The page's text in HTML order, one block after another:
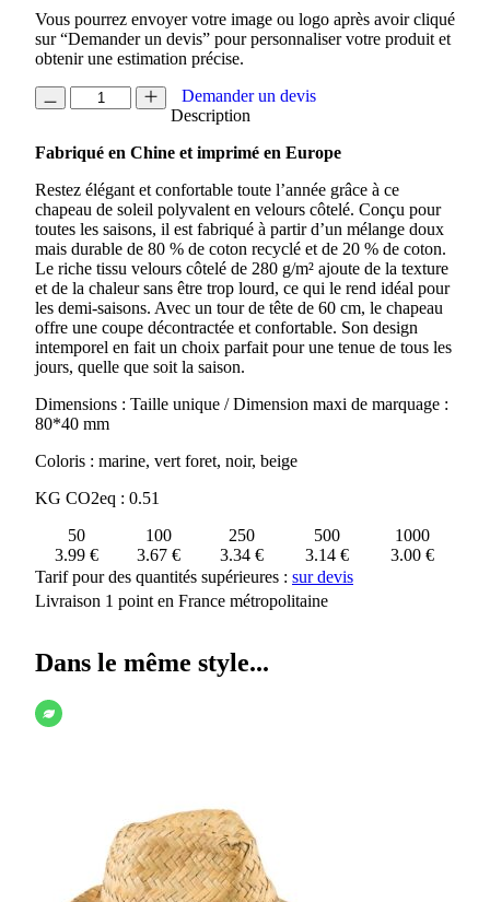
Vous pourrez envoyer votre image ou logo après avoir cliqué
sur “Demander un devis” pour personnaliser votre produit et
obtenir une estimation précise.
quantité
de
EN
COTELE
RECYCLE
HOWSON
Demander un devis
Description
Fabriqué en Chine et imprimé en Europe
Restez élégant et confortable toute l’année grâce à ce
chapeau de soleil polyvalent en velours côtelé. Conçu pour
toutes les saisons, il est fabriqué à partir d’un mélange doux
mais durable de 80 % de coton recyclé et de 20 % de coton.
Le riche tissu velours côtelé de 280 g/m² ajoute de la texture
et de la chaleur sans être trop lourd, ce qui le rend idéal pour
les demi-saisons. Avec un tour de tête de 60 cm, le chapeau
offre une coupe décontractée et confortable. Son design
intemporel en fait un choix parfait pour une tenue de tous les
jours, quelle que soit la saison.
Dimensions : Taille unique / Dimension maxi de marquage :
80*40 mm
Coloris : marine, vert foret, noir, beige
KG CO2eq : 0.51
50
100 250 500
1000
3.99 €
3.67 € 3.34 € 3.14 €
3.00 €
Tarif pour des quantités supérieures : sur devis
Livraison 1 point en France métropolitaine
Dans le même style...